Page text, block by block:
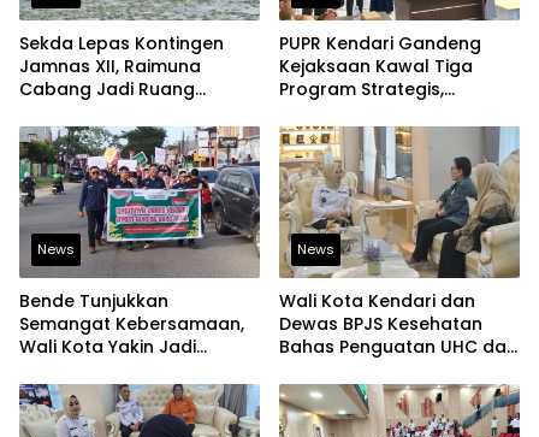
Sekda Lepas Kontingen
Jamnas XII, Raimuna
Cabang Jadi Ruang
dan Berjiwa Pemimpin
PUPR Kendari Gandeng
Kejaksaan Kawal Tiga
Program Strategis,
Bangun Infrastruktur
Berintegritas
News
Bende Tunjukkan
Semangat Kebersamaan,
Wali Kota Yakin Jadi
Lain
News
Wali Kota Kendari dan
Dewas BPJS Kesehatan
Bahas Penguatan UHC dan
Kesehatan